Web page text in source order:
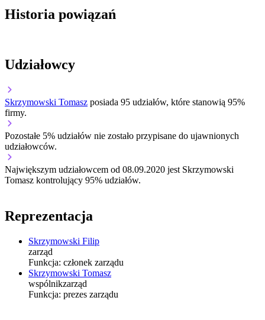
Historia powiązań
Udziałowcy
Skrzymowski Tomasz posiada 95 udziałów, które stanowią 95%
firmy.
Pozostałe 5% udziałów nie zostało przypisane do ujawnionych
udziałowców.
Największym udziałowcem od 08.09.2020 jest Skrzymowski
Tomasz kontrolujący 95% udziałów.
Reprezentacja
Skrzymowski Filip
zarząd
Funkcja: członek zarządu
Skrzymowski Tomasz
wspólnikzarząd
Funkcja: prezes zarządu